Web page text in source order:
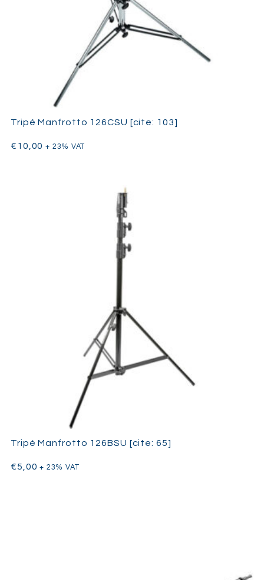
Tripé Manfrotto 126CSU [cite: 103]
€ 10,00 + 23% VAT
Tripé Manfrotto 126BSU [cite: 65]
€5,00 + 23% VAT